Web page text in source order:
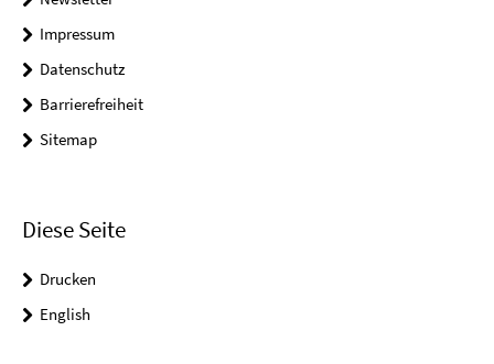
Impressum
Datenschutz
Barrierefreiheit
Sitemap
Diese Seite
Drucken
English